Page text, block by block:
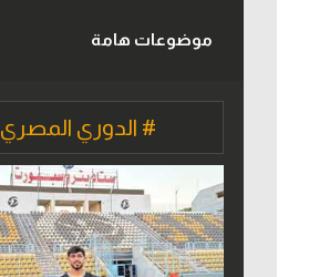
موضوعات هامة
# الدوري المصري